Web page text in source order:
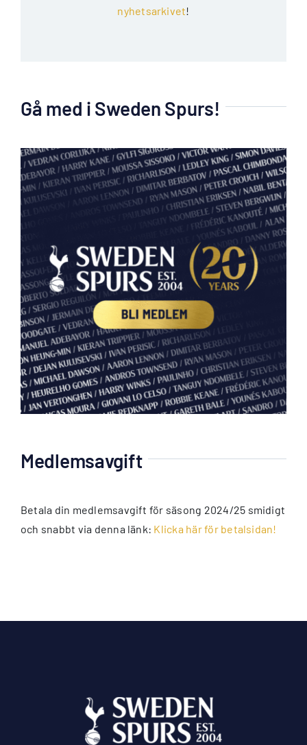
nyhetsarkivet!
Gå med i Sweden Spurs!
Medlemsavgift
Betala din medlemsavgift för säsong 2024/25 smidigt
och snabbt via denna länk: Klicka här för betalsidan!